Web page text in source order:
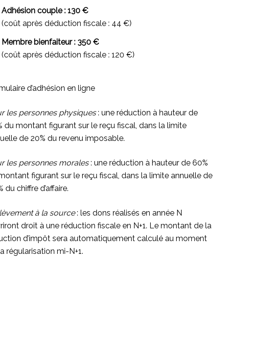
Adhésion couple : 130 €
(coût après déduction fiscale : 44 €)
Membre bienfaiteur : 350 €
(coût après déduction fiscale : 120 €)
d’adhésion en ligne
les personnes physiques: une réduction à hauteur de
du montant figurant sur le reçu fiscal, dans la limite
de 20% du revenu imposable.
les personnes morales: une réduction à hauteur de 60%
figurant sur le reçu fiscal, dans la limite annuelle de
du chiffre d’affaire.
à la source: les dons réalisés en année N
droit à une réduction fiscale en N+1. Le montant de la
d’impôt sera automatiquement calculé au moment
régularisation mi-N+1.